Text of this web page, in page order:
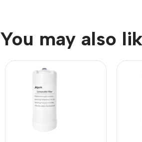
You may also